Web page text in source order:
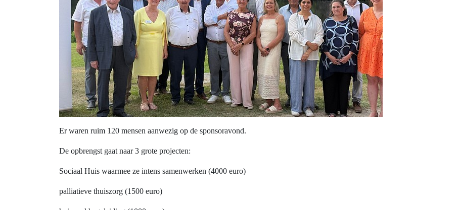
Er waren ruim 120 mensen aanwezig op de sponsoravond.
De opbrengst gaat naar 3 grote projecten:
Sociaal Huis waarmee ze intens samenwerken (4000 euro)
palliatieve thuiszorg (1500 euro)